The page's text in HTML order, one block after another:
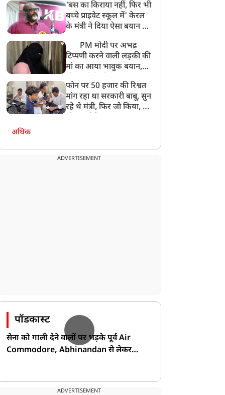
बंगाल में सुवेंदु अधिकारी का
राजतिलक, PM मोदी की
मौजूदगी में इन पांच मंत्रियों ने
ली शपथ
अमित शाह का ममता बनर्जी
पर तीखा प्रहार, बोले- दीदी,
सुवेंदु दा ने आपको घर में
अनमोल कुछ नहीं
'बस का किराया नहीं, फिर भी
बच्चे प्राइवेट स्कूल में' केरल
के मंत्री ने दिया ऐसा बयान की
PM मोदी पर अभद्र
टिप्पणी करने वाली लड़की की
मां का आया भावुक बयान,
बेटी को गोद लें प्रधानमंत्री
फोन पर 50 हजार की रिश्वत
मांग रहा था सरकारी बाबू, सुन
रहे थे मंत्री, फिर जो किया, वो
अधिक
ADVERTISEMENT
पॉडकास्ट
सेना को गाली देने वालों पर भड़के पूर्व Air
Commodore, Abhinandan से लेकर
ADVERTISEMENT